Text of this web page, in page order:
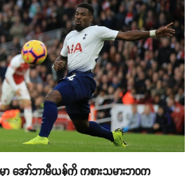
အော်ဘာမီယန်ကို ကစားသမားဘ၀က